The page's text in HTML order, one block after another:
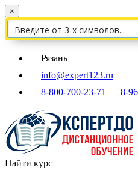
×
Рязань
info@expert123.ru
8-800-700-23-71
8-
Найти курс